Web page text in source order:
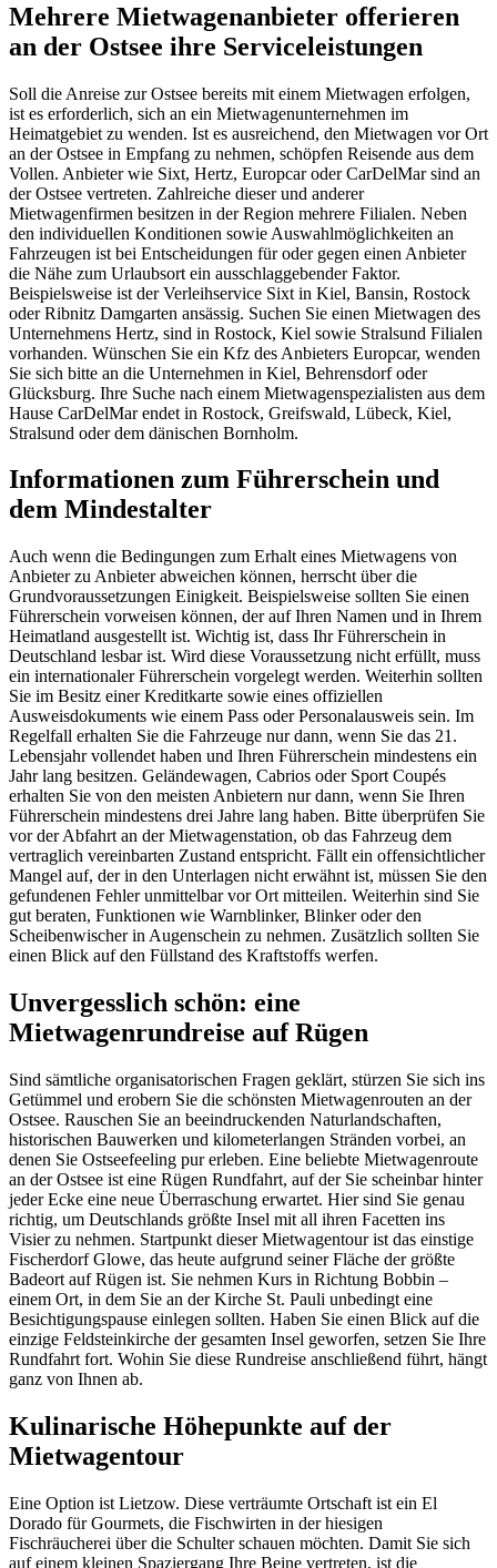
Mehrere Mietwagenanbieter offerieren
an der Ostsee ihre Serviceleistungen
Soll die Anreise zur Ostsee bereits mit einem Mietwagen erfolgen,
ist es erforderlich, sich an ein Mietwagenunternehmen im
Heimatgebiet zu wenden. Ist es ausreichend, den Mietwagen vor Ort
an der Ostsee in Empfang zu nehmen, schöpfen Reisende aus dem
Vollen. Anbieter wie Sixt, Hertz, Europcar oder CarDelMar sind an
der Ostsee vertreten. Zahlreiche dieser und anderer
Mietwagenfirmen besitzen in der Region mehrere Filialen. Neben
den individuellen Konditionen sowie Auswahlmöglichkeiten an
Fahrzeugen ist bei Entscheidungen für oder gegen einen Anbieter
die Nähe zum Urlaubsort ein ausschlaggebender Faktor.
Beispielsweise ist der Verleihservice Sixt in Kiel, Bansin, Rostock
oder Ribnitz Damgarten ansässig. Suchen Sie einen Mietwagen des
Unternehmens Hertz, sind in Rostock, Kiel sowie Stralsund Filialen
vorhanden. Wünschen Sie ein Kfz des Anbieters Europcar, wenden
Sie sich bitte an die Unternehmen in Kiel, Behrensdorf oder
Glücksburg. Ihre Suche nach einem Mietwagenspezialisten aus dem
Hause CarDelMar endet in Rostock, Greifswald, Lübeck, Kiel,
Stralsund oder dem dänischen Bornholm.
Informationen zum Führerschein und
dem Mindestalter
Auch wenn die Bedingungen zum Erhalt eines Mietwagens von
Anbieter zu Anbieter abweichen können, herrscht über die
Grundvoraussetzungen Einigkeit. Beispielsweise sollten Sie einen
Führerschein vorweisen können, der auf Ihren Namen und in Ihrem
Heimatland ausgestellt ist. Wichtig ist, dass Ihr Führerschein in
Deutschland lesbar ist. Wird diese Voraussetzung nicht erfüllt, muss
ein internationaler Führerschein vorgelegt werden. Weiterhin sollten
Sie im Besitz einer Kreditkarte sowie eines offiziellen
Ausweisdokuments wie einem Pass oder Personalausweis sein. Im
Regelfall erhalten Sie die Fahrzeuge nur dann, wenn Sie das 21.
Lebensjahr vollendet haben und Ihren Führerschein mindestens ein
Jahr lang besitzen. Geländewagen, Cabrios oder Sport Coupés
erhalten Sie von den meisten Anbietern nur dann, wenn Sie Ihren
Führerschein mindestens drei Jahre lang haben. Bitte überprüfen Sie
vor der Abfahrt an der Mietwagenstation, ob das Fahrzeug dem
vertraglich vereinbarten Zustand entspricht. Fällt ein offensichtlicher
Mangel auf, der in den Unterlagen nicht erwähnt ist, müssen Sie den
gefundenen Fehler unmittelbar vor Ort mitteilen. Weiterhin sind Sie
gut beraten, Funktionen wie Warnblinker, Blinker oder den
Scheibenwischer in Augenschein zu nehmen. Zusätzlich sollten Sie
einen Blick auf den Füllstand des Kraftstoffs werfen.
Unvergesslich schön: eine
Mietwagenrundreise auf Rügen
Sind sämtliche organisatorischen Fragen geklärt, stürzen Sie sich ins
Getümmel und erobern Sie die schönsten Mietwagenrouten an der
Ostsee. Rauschen Sie an beeindruckenden Naturlandschaften,
historischen Bauwerken und kilometerlangen Stränden vorbei, an
denen Sie Ostseefeeling pur erleben. Eine beliebte Mietwagenroute
an der Ostsee ist eine Rügen Rundfahrt, auf der Sie scheinbar hinter
jeder Ecke eine neue Überraschung erwartet. Hier sind Sie genau
richtig, um Deutschlands größte Insel mit all ihren Facetten ins
Visier zu nehmen. Startpunkt dieser Mietwagentour ist das einstige
Fischerdorf Glowe, das heute aufgrund seiner Fläche der größte
Badeort auf Rügen ist. Sie nehmen Kurs in Richtung Bobbin –
einem Ort, in dem Sie an der Kirche St. Pauli unbedingt eine
Besichtigungspause einlegen sollten. Haben Sie einen Blick auf die
einzige Feldsteinkirche der gesamten Insel geworfen, setzen Sie Ihre
Rundfahrt fort. Wohin Sie diese Rundreise anschließend führt, hängt
ganz von Ihnen ab.
Kulinarische Höhepunkte auf der
Mietwagentour
Eine Option ist Lietzow. Diese verträumte Ortschaft ist ein El
Dorado für Gourmets, die Fischwirten in der hiesigen
Fischräucherei über die Schulter schauen möchten. Damit Sie sich
auf einem kleinen Spaziergang Ihre Beine vertreten, ist die